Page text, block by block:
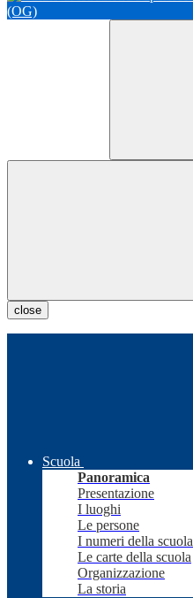
close
Scuola
Panoramica
Presentazione
I luoghi
Le persone
I numeri della scuola
Le carte della scuola
Organizzazione
La storia